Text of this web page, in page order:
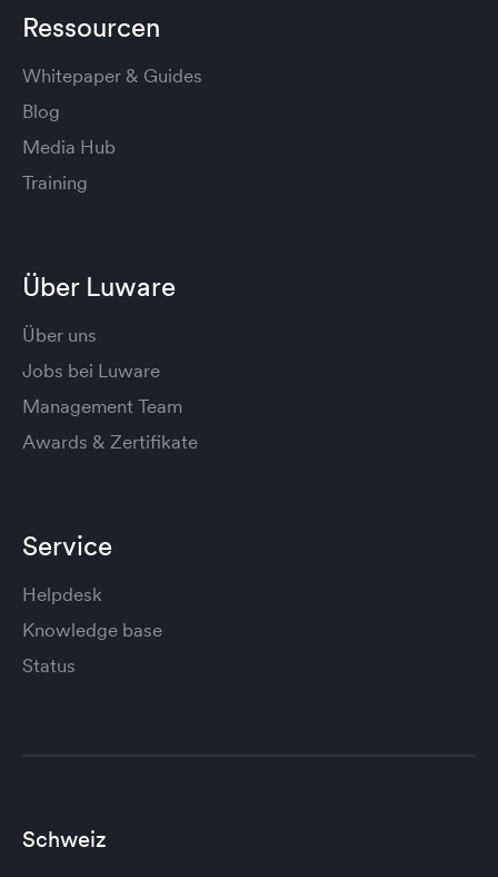
Ressourcen
Whitepaper & Guides
Blog
Media Hub
Training
Über Luware
Über uns
Jobs bei Luware
Management Team
Awards & Zertifikate
Service
Helpdesk
Knowledge base
Status
Schweiz